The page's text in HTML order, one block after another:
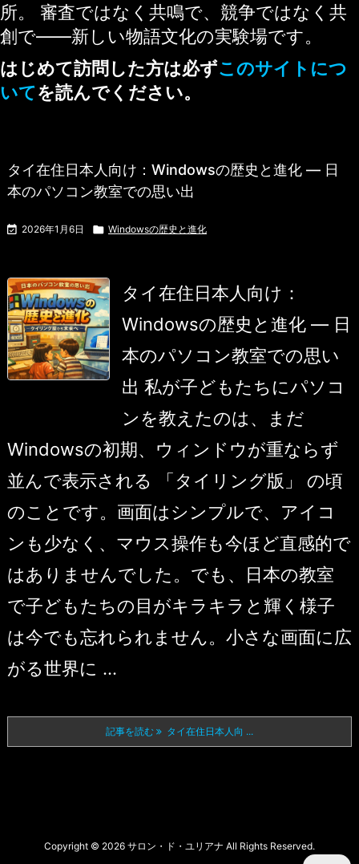
所。 審査ではなく共鳴で、競争ではなく共
創で——新しい物語文化の実験場です。
はじめて訪問した方は必ずこのサイトにつ
いてを読んでください。
タイ在住日本人向け：Windowsの歴史と進化 ― 日
本のパソコン教室での思い出
 2026年1月6日  Windowsの歴史と進化
タイ在住日本人向け：
Windowsの歴史と進化 ― 日
本のパソコン教室での思い
出 私が子どもたちにパソコ
ンを教えたのは、まだ
Windowsの初期、ウィンドウが重ならず
並んで表示される 「タイリング版」 の頃
のことです。画面はシンプルで、アイコ
ンも少なく、マウス操作も今ほど直感的で
はありませんでした。でも、日本の教室
で子どもたちの目がキラキラと輝く様子
は今でも忘れられません。小さな画面に広
がる世界に ...
記事を読む タイ在住日本人向 ...
Copyright © 2026 サロン・ド・ユリアナ All Rights Reserved.